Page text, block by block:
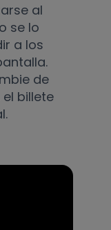
al
se lo
a los
de
billete